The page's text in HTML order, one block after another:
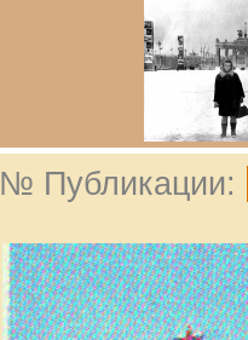
№ Публикации: